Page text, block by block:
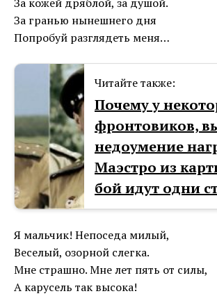
За гранью нынешнего дня
Попробуй разглядеть меня…
Читайте также:
Почему у
фронтовиков,
недоумение
Маэстро из
бой идут одни
Я мальчик! Непоседа милый,
Веселый, озорной слегка.
Мне страшно. Мне лет пять от силы,
А карусель так высока!